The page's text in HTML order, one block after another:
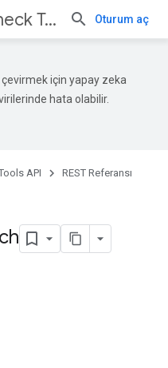
API Oturum aç
için yapay zeka
hata olabilir.
API REST Referansı